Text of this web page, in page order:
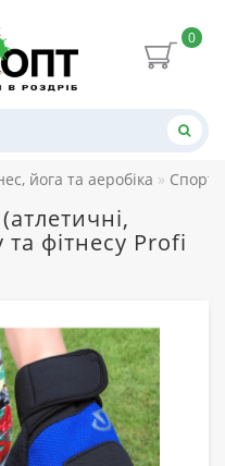
0
йога та аеробіка
та фітнесу Profi